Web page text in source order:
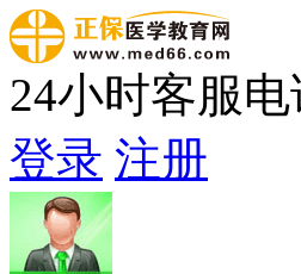
24小时客服电
登录 注册